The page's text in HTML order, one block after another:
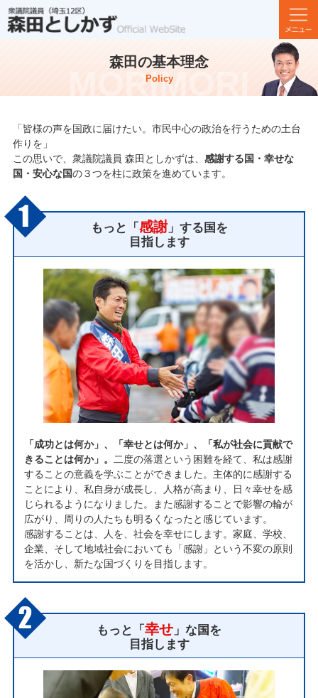
森田の基本理念
Policy
「皆様の声を国政に届けたい。市民中心の政治を行うための土台
作りを」
この思いで、衆議院議員 森田としかずは、 感謝する国・幸せな
国・安心な国の３つを柱に政策を進めています。
もっと「 感謝」する国を
目指します
「成功とは何か」、「幸せとは何か」、「私が社会に貢献で
きることは何か」。 二度の落選という困難を経て、私は感謝
することの意義を学ぶことができました。主体的に感謝する
ことにより、私自身が成長し、人格が高まり、日々幸せを感
じられるようになりました。また感謝することで影響の輪が
広がり、周りの人たちも明るくなったと感じています。
感謝することは、人を、社会を幸せにします。家庭、学校、
企業、そして地域社会においても「感謝」という不変の原則
を活かし、新たな国づくりを目指します。
もっと「 幸せ 」な国を
目指します